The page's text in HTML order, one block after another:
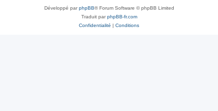
Développé parphpBB® Forum Software © phpBB Limited
Traduit parphpBB-fr.com
Confidentialité | Conditions